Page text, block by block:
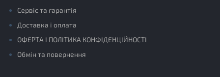
Сервіс та гарантія
Доставка і оплата
ОФЕРТА І ПОЛІТИКА КОНФІДЕНЦІЙНОСТІ
Обмін та повернення